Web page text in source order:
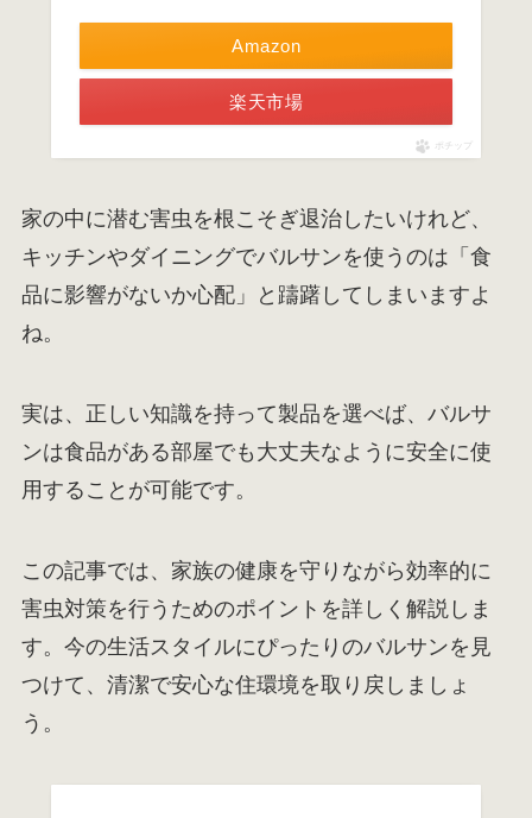
Amazon
楽天市場
ポチップ
家の中に潜む害虫を根こそぎ退治したいけれど、
キッチンやダイニングでバルサンを使うのは「食
品に影響がないか心配」と躊躇してしまいますよ
ね。
実は、正しい知識を持って製品を選べば、バルサ
ンは食品がある部屋でも大丈夫なように安全に使
用することが可能です。
この記事では、家族の健康を守りながら効率的に
害虫対策を行うためのポイントを詳しく解説しま
す。今の生活スタイルにぴったりのバルサンを見
つけて、清潔で安心な住環境を取り戻しましょ
う。